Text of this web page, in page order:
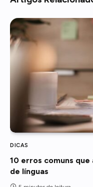
DICAS
10 erros comuns
de línguas